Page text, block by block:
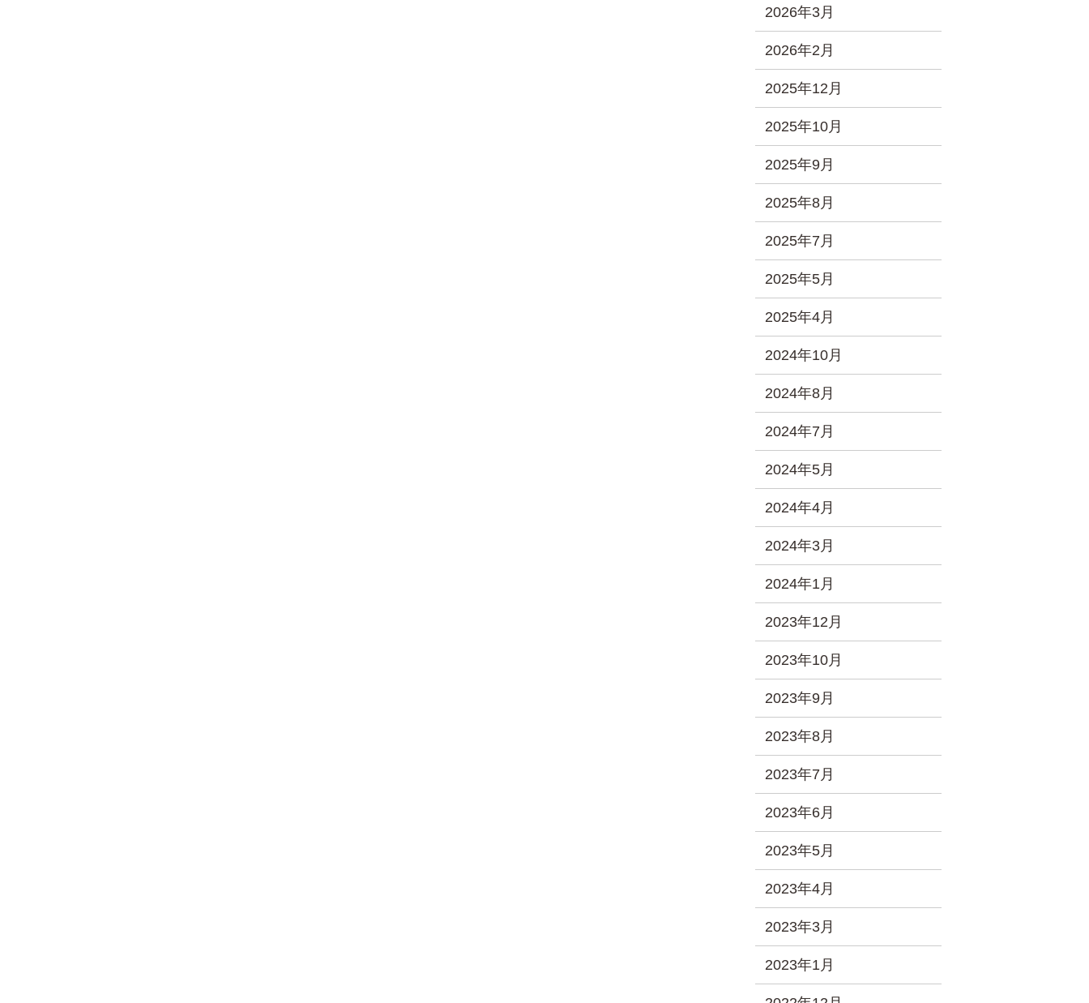
2026年3月
2026年2月
2025年12月
2025年10月
2025年9月
2025年8月
2025年7月
2025年5月
2025年4月
2024年10月
2024年8月
2024年7月
2024年5月
2024年4月
2024年3月
2024年1月
2023年12月
2023年10月
2023年9月
2023年8月
2023年7月
2023年6月
2023年5月
2023年4月
2023年3月
2023年1月